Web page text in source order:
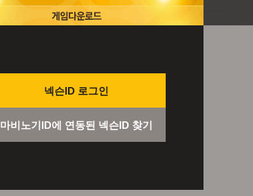
넥슨ID 로그인
마비노기ID에 연동된 넥슨ID 찾기